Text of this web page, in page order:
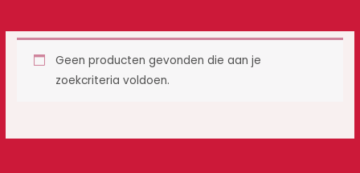
Geen producten gevonden die aan je
zoekcriteria voldoen.